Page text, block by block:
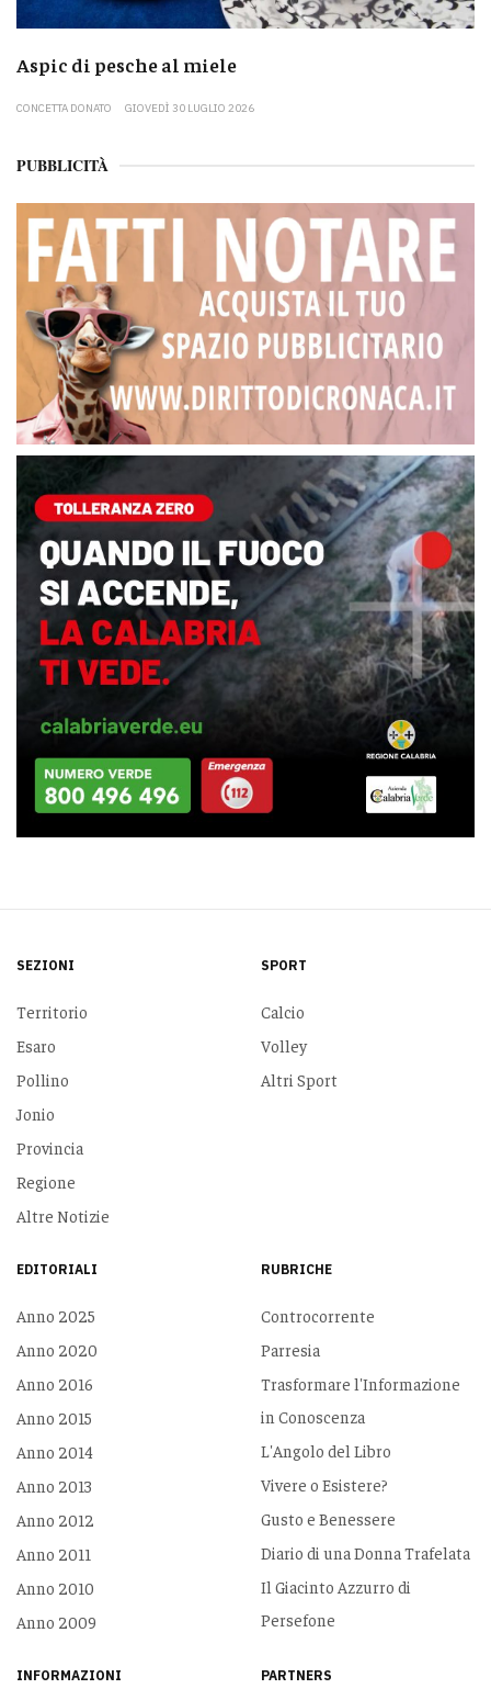
Aspic di pesche al miele
CONCETTA DONATO GIOVEDÌ 30 LUGLIO 2026
PUBBLICITÀ
SEZIONI
Territorio
Esaro
Pollino
Jonio
Provincia
Regione
Altre Notizie
SPORT
Calcio
Volley
Altri Sport
EDITORIALI
Anno 2025
Anno 2020
Anno 2016
Anno 2015
Anno 2014
Anno 2013
Anno 2012
Anno 2011
Anno 2010
Anno 2009
RUBRICHE
Controcorrente
Parresia
Trasformare l'Informazione
in Conoscenza
L'Angolo del Libro
Vivere o Esistere?
Gusto e Benessere
Diario di una Donna Trafelata
Il Giacinto Azzurro di
Persefone
INFORMAZIONI PARTNERS